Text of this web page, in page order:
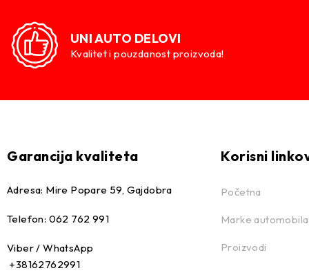
UNI AUTO DELOVI
Kvalitet i pouzdanost proizvoda!
Garancija kvaliteta
Adresa: Mire Popare 59, Gajdobra
Telefon: 062 762 991
Viber / WhatsApp
+38162762991
Korisni
Početna
Marke automobila
Proizvodi